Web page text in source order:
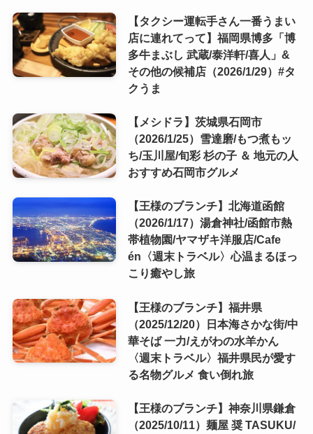
【タクシー運転手さん一番うまい
店に連れてって】福岡県博多「博
多牛まぶし 武蔵/泰洋軒/喜人」&
その他の候補店（2026/1/29）#タ
クうま
【メシドラ】茨城県石岡市
（2026/1/25）雪達磨/もつ煮もッ
ち/玉川屋/旬彩 杉の子 ＆ 地元の人
おすすめ石岡市グルメ
【王様のブランチ】北海道函館
（2026/1/17）湯倉神社/函館市熱
帯植物園/ヤマザキ洋服店/Cafe
én〈週末トラベル〉心温まるほっ
こり癒やし旅
【王様のブランチ】福井県
（2025/12/20）日本海さかな街/中
華そば 一力/えがわの水羊かん
〈週末トラベル〉福井県民が愛す
る名物グルメ 食い倒れ旅
【王様のブランチ】神奈川県鎌倉
（2025/10/11）麺屋 奨 TASUKU/